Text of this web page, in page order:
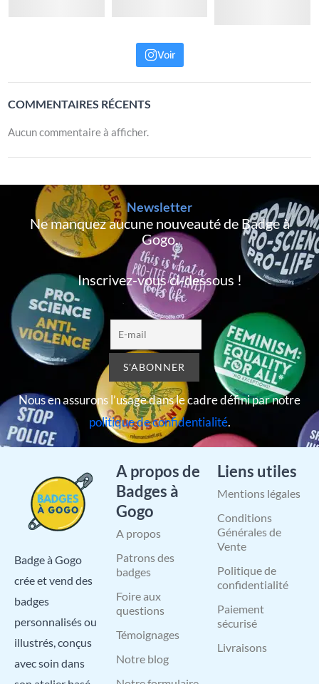
Voir
COMMENTAIRES RÉCENTS
Aucun commentaire à afficher.
Newsletter
Ne manquez aucune nouveauté de Badge à
Gogo,
Inscrivez-vous ci-dessous !
Nous en assurons l’usage dans le cadre défini par notre
politique de confidentialité.
Badge à Gogo
crée et vend des
badges
personnalisés ou
illustrés, conçus
avec soin dans
A propos de
Badges à
Gogo
A propos
Patrons des
badges
Foire aux
questions
Témoignages
Notre blog
Liens utiles
Mentions légales
Conditions
Générales de
Vente
Politique de
confidentialité
Paiement
sécurisé
Livraisons